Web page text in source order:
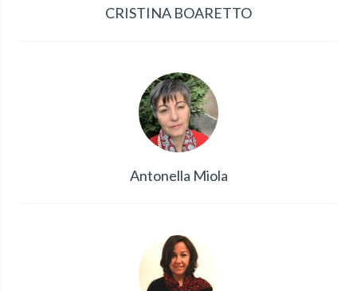
CRISTINA BOARETTO
Antonella Miola